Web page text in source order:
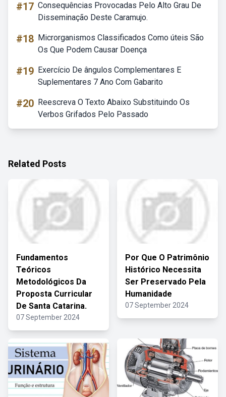
#17 Consequências Provocadas Pelo Alto Grau De
Disseminação Deste Caramujo.
#18 Microrganismos Classificados Como úteis São
Os Que Podem Causar Doença
#19 Exercício De ângulos Complementares E
Suplementares 7 Ano Com Gabarito
#20 Reescreva O Texto Abaixo Substituindo Os
Verbos Grifados Pelo Passado
Related Posts
Fundamentos
Teóricos
Metodológicos Da
Proposta Curricular
De Santa Catarina.
07 September 2024
Por Que O Patrimônio
Histórico Necessita
Ser Preservado Pela
Humanidade
07 September 2024